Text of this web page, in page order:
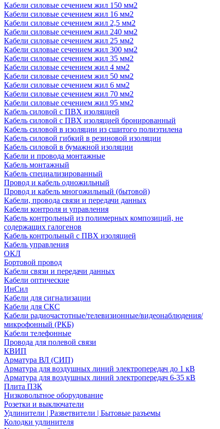
Кабели силовые сечением жил 150 мм2
Кабели силовые сечением жил 16 мм2
Кабели силовые сечением жил 2,5 мм2
Кабели силовые сечением жил 240 мм2
Кабели силовые сечением жил 25 мм2
Кабели силовые сечением жил 300 мм2
Кабели силовые сечением жил 35 мм2
Кабели силовые сечением жил 4 мм2
Кабели силовые сечением жил 50 мм2
Кабели силовые сечением жил 6 мм2
Кабели силовые сечением жил 70 мм2
Кабели силовые сечением жил 95 мм2
Кабель силовой с ПВХ изоляцией
Кабель силовой с ПВХ изоляцией бронированный
Кабель силовой в изоляции из сшитого полиэтилена
Кабель силовой гибкий в резиновой изоляции
Кабель силовой в бумажной изоляции
Кабели и провода монтажные
Кабель монтажный
Кабель специализированный
Провод и кабель одножильный
Провод и кабель многожильный (бытовой)
Кабели, провода связи и передачи данных
Кабели контроля и управления
Кабель контрольный из полимерных композиций, не
содержащих галогенов
Кабель контрольный с ПВХ изоляцией
Кабель управления
ОКЛ
Бортовой провод
Кабели связи и передачи данных
Кабели оптические
ИнСил
Кабели для сигнализации
Кабели для СКС
Кабели радиочастотные/телевизионные/видеонаблюдения/
микрофонный (РКБ)
Кабели телефонные
Провода для полевой связи
КВИП
Арматура ВЛ (СИП)
Арматура для воздушных линий электропередач до 1 кВ
Арматура для воздушных линий электропередач 6-35 кВ
Плита ПЗК
Низковольтное оборудование
Розетки и выключатели
Удлинители | Разветвители | Бытовые разъемы
Колодки удлинителя